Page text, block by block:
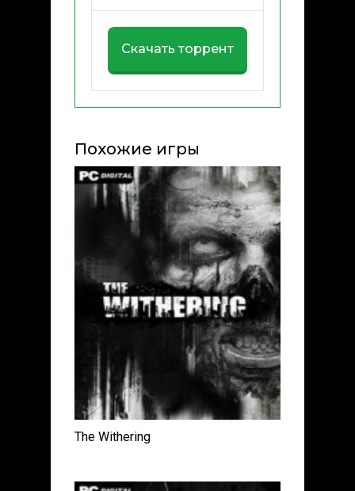
Скачать торрент
Похожие игры
The Withering